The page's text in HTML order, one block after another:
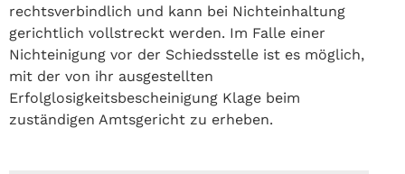
rechtsverbindlich und kann bei Nichteinhaltung
gerichtlich vollstreckt werden. Im Falle einer
Nichteinigung vor der Schiedsstelle ist es möglich,
mit der von ihr ausgestellten
Erfolglosigkeitsbescheinigung Klage beim
zuständigen Amtsgericht zu erheben.